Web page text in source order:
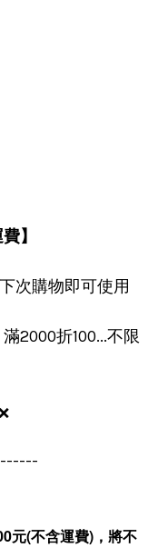
】
下次購物即可使用
滿2000折100...不限
元(不含運費)， 將不